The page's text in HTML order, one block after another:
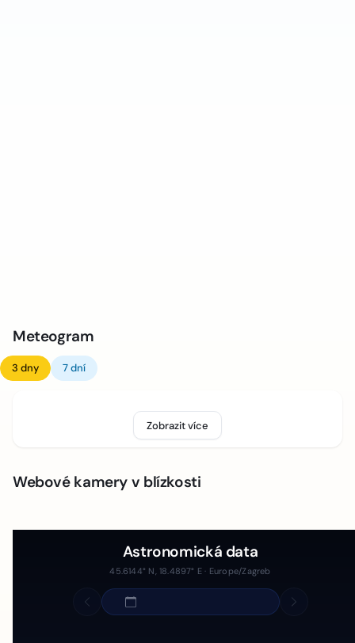
Meteogram
3 dny 7 dní
Zobrazit více
Webové kamery v blízkosti
Astronomická data
45.6144° N, 18.4897° E · Europe/Zagreb